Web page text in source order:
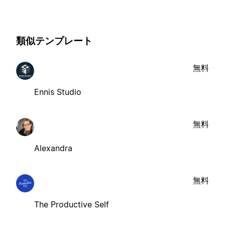
類似テンプレート
Ennis Studio
無料
Alexandra
無料
The Productive Self
無料